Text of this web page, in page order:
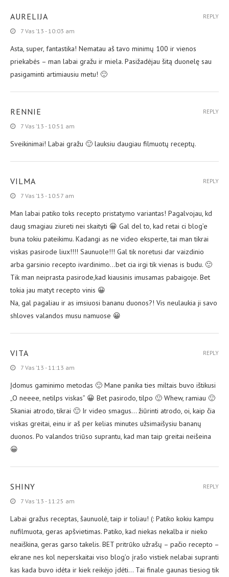
AURELIJA
7 Vas ’13 - 10:03 am
Asta, super, fantastika! Nematau aš tavo minimų 100 ir vienos
priekabės – man labai gražu ir miela. Pasižadėjau šitą duonelę sau
pasigaminti artimiausiu metu! 🙂
REPLY
RENNIE
7 Vas ’13 - 10:51 am
Sveikinimai! Labai gražu 🙂 lauksiu daugiau filmuotų receptų.
REPLY
VILMA
7 Vas ’13 - 10:57 am
Man labai patiko toks recepto pristatymo variantas! Pagalvojau, kd
daug smagiau ziureti nei skaityti 😀 Gal del to, kad retai ci blog’e
buna tokiu pateikimu. Kadangi as ne video eksperte, tai man tikrai
viskas pasirode liux!!!! Saunuole!!! Gal tik noretusi dar vaizdinio
arba garsinio recepto ivardinimo…bet cia irgi tik vienas is budu. 🙂
Tik man neiprasta pasirode,kad kiausinis imusamas pabaigoje. Bet
tokia jau matyt recepto vinis 😀
Na, gal pagaliau ir as imsiuosi bananu duonos?! Vis neulaukia ji savo
shloves valandos musu namuose 😀
REPLY
VITA
7 Vas ’13 - 11:13 am
Įdomus gaminimo metodas 🙂 Mane panika ties miltais buvo ištikusi
„O neeee, netilps viskas” 😀 Bet pasirodo, tilpo 🙂 Whew, ramiau 🙂
Skaniai atrodo, tikrai 🙂 Ir video smagus… žiūrinti atrodo, oi, kaip čia
viskas greitai, einu ir aš per kelias minutes užsimaišysiu bananų
duonos. Po valandos triūso suprantu, kad man taip greitai neišeina
😀
REPLY
SHINY
7 Vas ’13 - 11:25 am
Labai gražus receptas, šaunuolė, taip ir toliau! (: Patiko kokiu kampu
nufilmuota, geras apšvietimas. Patiko, kad niekas nekalba ir nieko
neaiškina, geras garso takelis. BET pritrūko užrašų – pačio recepto –
ekrane nes kol neperskaitai viso blog’o įrašo vistiek nelabai supranti
kas kada buvo idėta ir kiek reikėjo įdėti… Tai finale gaunas tiesiog tik
REPLY